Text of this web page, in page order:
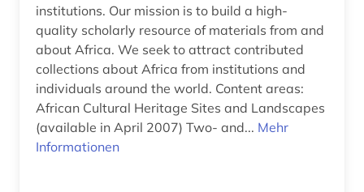
flugschrift (1)
folklore (2)
forschung (4)
fotoarchiv (3)
frankreich (4)
institutions. Our mission is to build a high-
quality scholarly resource of materials from and
about Africa. We seek to attract contributed
collections about Africa from institutions and
individuals around the world. Content areas:
African Cultural Heritage Sites and Landscapes
(available in April 2007) Two- and... Mehr
Informationen